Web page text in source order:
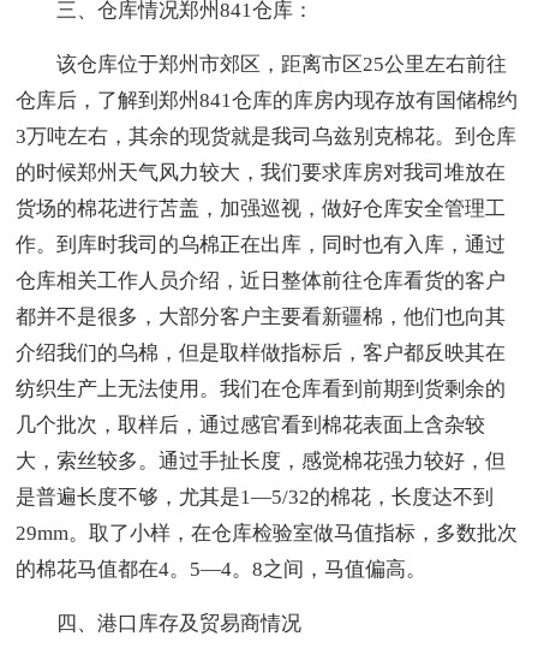
三、仓库情况郑州841仓库：
该仓库位于郑州市郊区，距离市区25公里左右前往
仓库后，了解到郑州841仓库的库房内现存放有国储棉约
3万吨左右，其余的现货就是我司乌兹别克棉花。到仓库
的时候郑州天气风力较大，我们要求库房对我司堆放在
货场的棉花进行苫盖，加强巡视，做好仓库安全管理工
作。到库时我司的乌棉正在出库，同时也有入库，通过
仓库相关工作人员介绍，近日整体前往仓库看货的客户
都并不是很多，大部分客户主要看新疆棉，他们也向其
介绍我们的乌棉，但是取样做指标后，客户都反映其在
纺织生产上无法使用。我们在仓库看到前期到货剩余的
几个批次，取样后，通过感官看到棉花表面上含杂较
大，索丝较多。通过手扯长度，感觉棉花强力较好，但
是普遍长度不够，尤其是1—5/32的棉花，长度达不到
29mm。取了小样，在仓库检验室做马值指标，多数批次
的棉花马值都在4。5—4。8之间，马值偏高。
四、港口库存及贸易商情况